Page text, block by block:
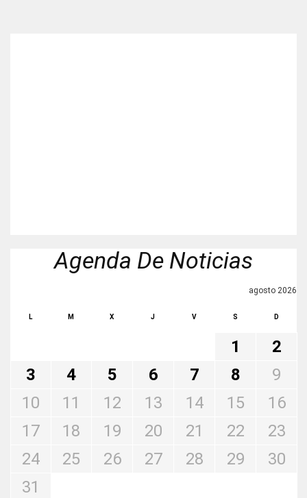
Agenda De Noticias
agosto 2026
L M X J V S D
1
2
3
4 5 6 7 8
9
10
11 12 13 14 15
16
17
18 19 20 21 22
23
24
25 26 27 28 29
30
31